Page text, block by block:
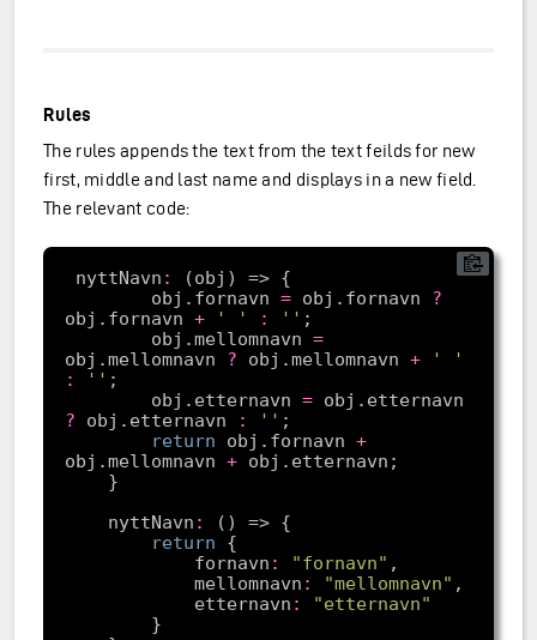
Rules
The rules appends the text from the text feilds for new
first, middle and last name and displays in a new field.
The relevant code:
nyttNavn :
        obj.fornavn
= obj.fornavn ?
obj.fornavn + ' ' : ''
        obj.mellomnavn
=
obj.mellomnavn ? obj.mellomnavn +
' '
:
''
        obj.etternavn
=
? obj.etternavn : ''
return obj.fornavn +
obj.mellomnavn +
    nyttNavn
:
return
            fornavn
: "fornavn"
            mellomnavn
: "mellomnavn"
            etternavn
:
"etternavn"